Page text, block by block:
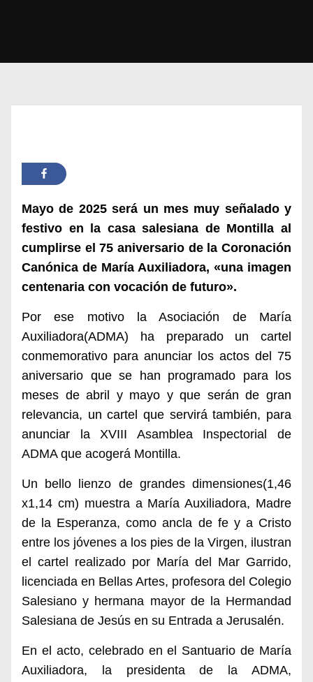
Mayo de 2025 será un mes muy señalado y
festivo en la casa salesiana de Montilla al
cumplirse el 75 aniversario de la Coronación
Canónica de María Auxiliadora, «una imagen
centenaria con vocación de futuro».
Por ese motivo la Asociación de María
Auxiliadora(ADMA) ha preparado un cartel
conmemorativo para anunciar los actos del 75
aniversario que se han programado para los
meses de abril y mayo y que serán de gran
relevancia, un cartel que servirá también, para
anunciar la XVIII Asamblea Inspectorial de
ADMA que acogerá Montilla.
Un bello lienzo de grandes dimensiones(1,46
x1,14 cm) muestra a María Auxiliadora, Madre
de la Esperanza, como ancla de fe y a Cristo
entre los jóvenes a los pies de la Virgen, ilustran
el cartel realizado por María del Mar Garrido,
licenciada en Bellas Artes, profesora del Colegio
Salesianoy hermana mayor de la Hermandad
Salesiana de Jesús en su Entrada a Jerusalén.
En el acto, celebrado en el Santuario de María
Auxiliadora, la presidenta de la ADMA,